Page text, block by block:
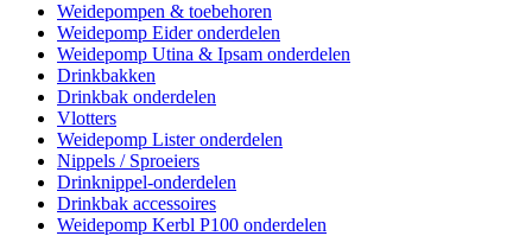
Weidepompen & toebehoren
Weidepomp Eider onderdelen
Weidepomp Utina & Ipsam onderdelen
Drinkbakken
Drinkbak onderdelen
Vlotters
Weidepomp Lister onderdelen
Nippels / Sproeiers
Drinknippel-onderdelen
Drinkbak accessoires
Weidepomp Kerbl P100 onderdelen